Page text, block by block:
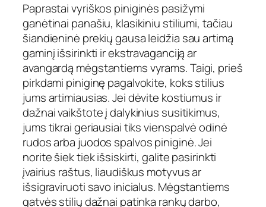
Paprastai vyriškos piniginės pasižymi
ganėtinai panašiu, klasikiniu stiliumi, tačiau
šiandieninė prekių gausa leidžia sau artimą
gaminį išsirinkti ir ekstravaganciją ar
avangardą mėgstantiems vyrams. Taigi, prieš
pirkdami piniginę pagalvokite, koks stilius
jums artimiausias. Jei dėvite kostiumus ir
dažnai vaikštote į dalykinius susitikimus,
jums tikrai geriausiai tiks vienspalvė odinė
rudos arba juodos spalvos piniginė. Jei
norite šiek tiek išsiskirti, galite pasirinkti
įvairius raštus, liaudiškus motyvus ar
išsigraviruoti savo inicialus. Mėgstantiems
gatvės stilių dažnai patinka rankų darbo,